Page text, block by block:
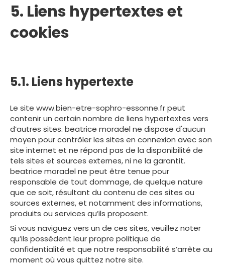
5. Liens hypertextes et
cookies
5.1. Liens hypertexte
Le site www.bien-etre-sophro-essonne.fr peut
contenir un certain nombre de liens hypertextes vers
d’autres sites. beatrice moradel ne dispose d'aucun
moyen pour contrôler les sites en connexion avec son
site internet et ne répond pas de la disponibilité de
tels sites et sources externes, ni ne la garantit.
beatrice moradel ne peut être tenue pour
responsable de tout dommage, de quelque nature
que ce soit, résultant du contenu de ces sites ou
sources externes, et notamment des informations,
produits ou services qu’ils proposent.
Si vous naviguez vers un de ces sites, veuillez noter
qu’ils possèdent leur propre politique de
confidentialité et que notre responsabilité s’arrête au
moment où vous quittez notre site.